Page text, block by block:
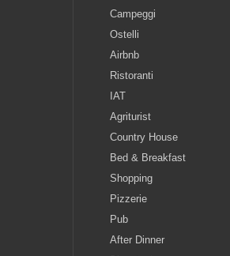
Campeggi
Ostelli
Airbnb
Ristoranti
IAT
Agriturist
Country House
Bed & Breakfast
Shopping
Pizzerie
Pub
After Dinner